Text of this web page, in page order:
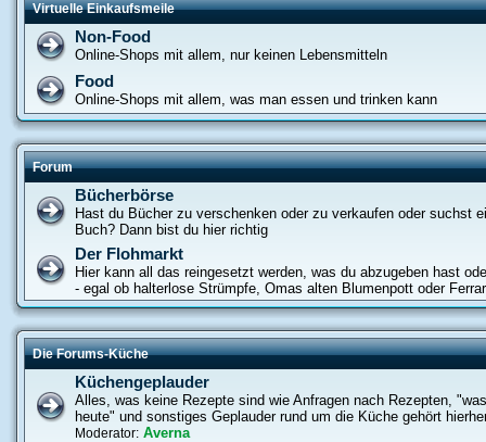
Virtuelle Einkaufsmeile
Non-Food
Online-Shops mit allem, nur keinen Lebensmitteln
Food
Online-Shops mit allem, was man essen und trinken kann
Forum
Bücherbörse
Hast du Bücher zu verschenken oder zu verkaufen oder suchst
Buch? Dann bist du hier richtig
Der Flohmarkt
Hier kann all das reingesetzt werden, was du abzugeben hast
- egal ob halterlose Strümpfe, Omas alten Blumenpott oder
Die Forums-Küche
Küchengeplauder
Alles, was keine Rezepte sind wie Anfragen nach Rezepten,
heute" und sonstiges Geplauder rund um die Küche gehört
Moderator: Averna